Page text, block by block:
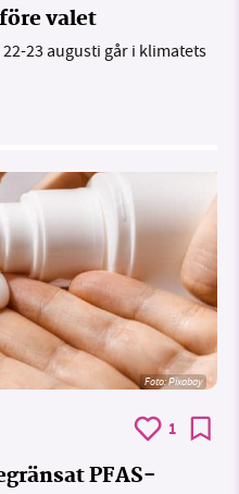
valet
22-23 augusti går i klimatets
Foto:Pixabay
1
PFAS-